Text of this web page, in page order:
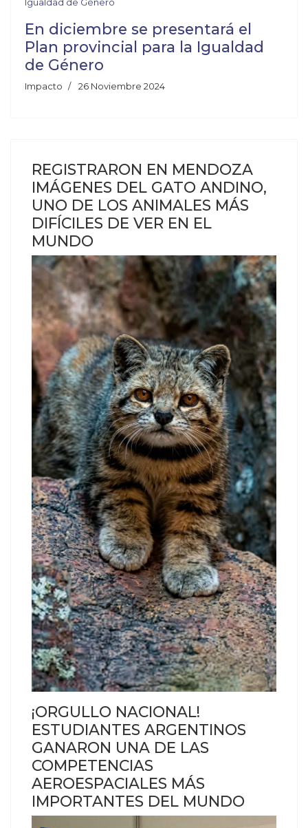
En diciembre se presentará el
Plan provincial para la Igualdad
de Género
Impacto 26 Noviembre 2024
REGISTRARON EN MENDOZA
IMÁGENES DEL GATO ANDINO,
UNO DE LOS ANIMALES MÁS
DIFÍCILES DE VER EN EL
MUNDO
¡ORGULLO NACIONAL!
ESTUDIANTES ARGENTINOS
GANARON UNA DE LAS
COMPETENCIAS
AEROESPACIALES MÁS
IMPORTANTES DEL MUNDO